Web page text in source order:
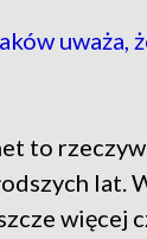
uważa,
to
lat.
więcej